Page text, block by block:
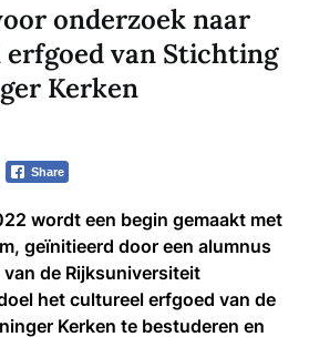
onderzoek naar
van Stichting
Kerken
Share
wordt een begin gemaakt met
geïnitieerd door een alumnus
de Rijksuniversiteit
het cultureel erfgoed van de
Kerken te bestuderen en